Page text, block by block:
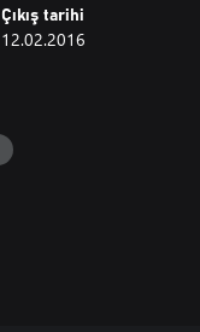
Çıkış tarihi
12.02.2016